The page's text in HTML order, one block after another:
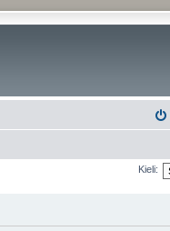
Kieli: